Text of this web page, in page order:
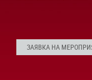
ЗАЯВКА НА